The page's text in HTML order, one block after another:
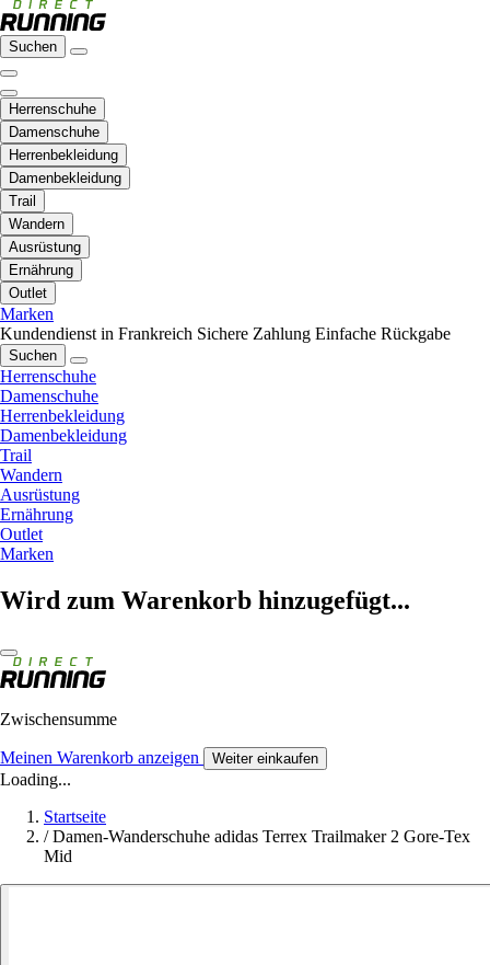
Suchen
Herrenschuhe
Damenschuhe
Herrenbekleidung
Damenbekleidung
Trail
Wandern
Ausrüstung
Ernährung
Outlet
Marken
Kundendienst in Frankreich Sichere Zahlung Einfache Rückgabe
Suchen
Herrenschuhe
Damenschuhe
Herrenbekleidung
Damenbekleidung
Trail
Wandern
Ausrüstung
Ernährung
Outlet
Marken
Wird zum Warenkorb hinzugefügt...
Zwischensumme
Meinen Warenkorb anzeigen Weiter einkaufen
Loading...
Startseite
/ Damen-Wanderschuhe adidas Terrex Trailmaker 2 Gore-Tex
Mid